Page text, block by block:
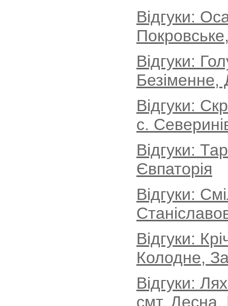
Відгуки:
Відгуки:
Безіменне,
Відгуки:
с.
Відгуки:
Євпаторія
Відгуки:
Відгуки:
Колодне,
Відгуки:
смт. Десна,